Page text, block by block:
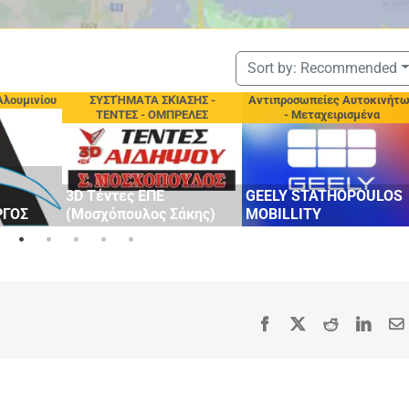
Sort by: Recommended
ΣΥΣΤΉΜΑΤΑ ΣΚΊΑΣΗΣ -
ΤΕΝΤΕΣ - ΟΜΠΡΕΛΕΣ
3D Τέντες ΕΠΕ
(Μοσχόπουλος Σάκης)
Αντιπροσωπείες
- Μεταχειρισμένα
GEELY STATHOPOULOS
MOBILLITY
Facebook Reddit